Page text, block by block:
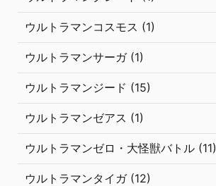
ウルトラマンコスモス (1)
ウルトラマンサーガ (1)
ウルトラマンジード (15)
ウルトラマンゼアス (1)
ウルトラマンゼロ・大怪獣バトル (11)
ウルトラマンタイガ (12)